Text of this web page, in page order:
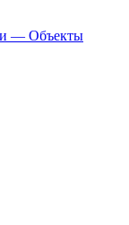
— Объекты